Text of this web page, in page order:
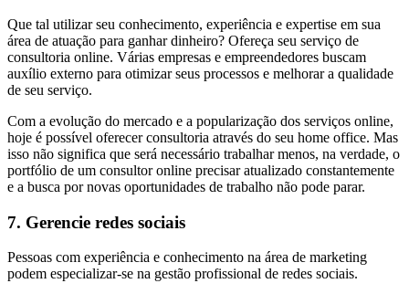
Que tal utilizar seu conhecimento, experiência e expertise em sua
área de atuação para ganhar dinheiro? Ofereça seu serviço de
consultoria online. Várias empresas e empreendedores buscam
auxílio externo para otimizar seus processos e melhorar a qualidade
de seu serviço.
Com a evolução do mercado e a popularização dos serviços online,
hoje é possível oferecer consultoria através do seu home office. Mas
isso não significa que será necessário trabalhar menos, na verdade, o
portfólio de um consultor online precisar atualizado constantemente
e a busca por novas oportunidades de trabalho não pode parar.
7. Gerencie redes sociais
Pessoas com experiência e conhecimento na área de marketing
podem especializar-se na gestão profissional de redes sociais.